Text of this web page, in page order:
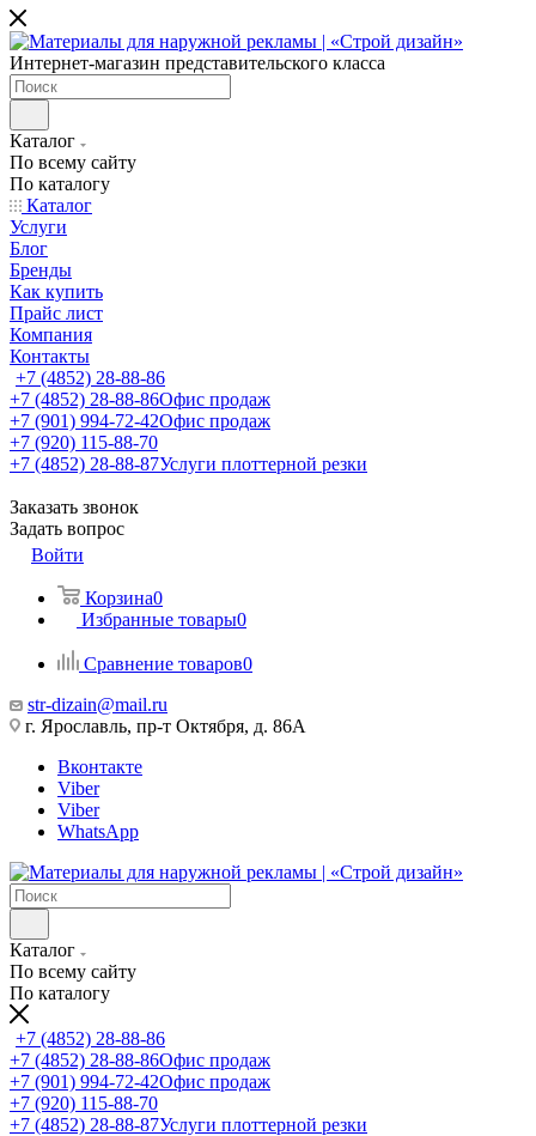
Интернет-магазин представительского класса
Каталог
По всему сайту
По каталогу
Каталог
Услуги
Блог
Бренды
Как купить
Прайс лист
Компания
Контакты
+7 (4852) 28-88-86
+7 (4852) 28-88-86Офис продаж
+7 (901) 994-72-42Офис продаж
+7 (920) 115-88-70
+7 (4852) 28-88-87Услуги плоттерной резки
Заказать звонок
Задать вопрос
Войти
Корзина0
Избранные товары0
Сравнение товаров0
str-dizain@mail.ru
г. Ярославль, пр-т Октября, д. 86А
Вконтакте
Viber
Viber
WhatsApp
Каталог
По всему сайту
По каталогу
+7 (4852) 28-88-86
+7 (4852) 28-88-86Офис продаж
+7 (901) 994-72-42Офис продаж
+7 (920) 115-88-70
+7 (4852) 28-88-87Услуги плоттерной резки